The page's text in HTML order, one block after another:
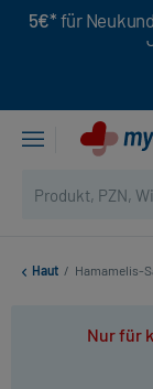
5€* für
Haut / Hamamelis-
Nur für